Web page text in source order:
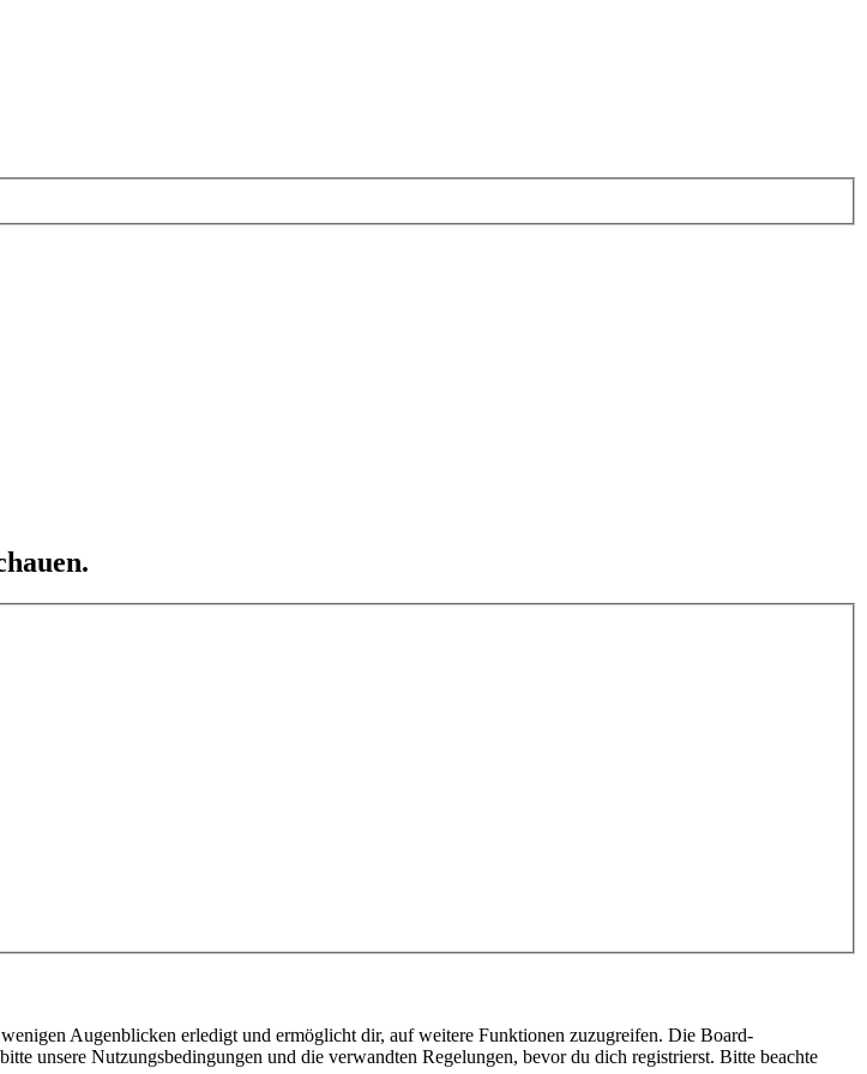
Augenblicken erledigt und ermöglicht dir, auf weitere Funktionen zuzugreifen. Die Board-
unsere Nutzungsbedingungen und die verwandten Regelungen, bevor du dich registrierst. Bitte beachte